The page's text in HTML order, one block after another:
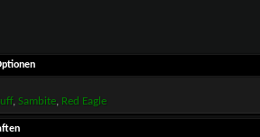
, Sambite, Red Eagle